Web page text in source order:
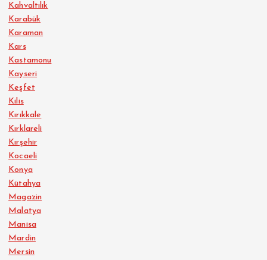
Kahvaltılık
Karabük
Karaman
Kars
Kastamonu
Kayseri
Keşfet
Kilis
Kırıkkale
Kırklareli
Kırşehir
Kocaeli
Konya
Kütahya
Magazin
Malatya
Manisa
Mardin
Mersin